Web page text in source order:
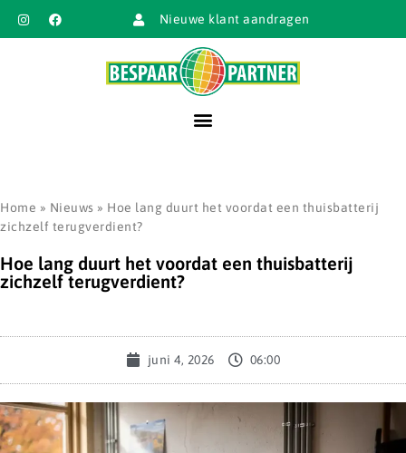
Nieuwe klant aandragen
Home » Nieuws » Hoe lang duurt het voordat een thuisbatterij
zichzelf terugverdient?
Hoe lang duurt het voordat een thuisbatterij
zichzelf terugverdient?
juni 4, 2026 06:00